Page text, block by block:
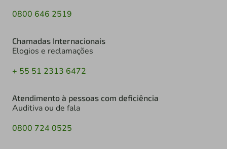
0800 646 2519
Chamadas Internacionais
Elogios e reclamações
+ 55 51 2313 6472
Atendimento à pessoas com deficiência
Auditiva ou de fala
0800 724 0525